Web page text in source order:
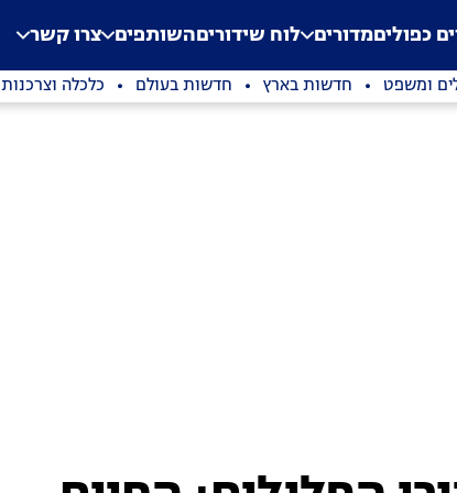
Application error: a
. כפוליםמדורים לוח שידוריםהשותפים צרו קשר
ומשפט חדשות בארץ חדשות בעולם כלכלה וצרכנות